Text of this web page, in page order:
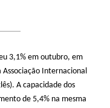
3,1% em outubro, em
Internacional
A capacidade dos
de 5,4% na mesma